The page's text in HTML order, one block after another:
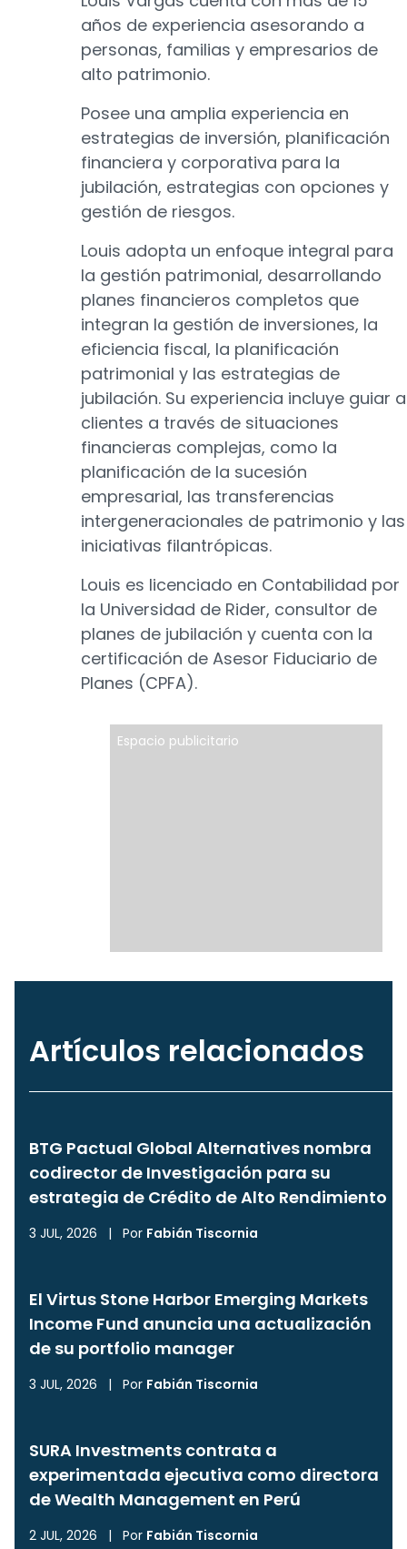
años de experiencia asesorando a
personas, familias y empresarios de
alto patrimonio.
Posee una amplia experiencia en
estrategias de inversión, planificación
financiera y corporativa para la
jubilación, estrategias con opciones y
gestión de riesgos.
Louis adopta un enfoque integral para
la gestión patrimonial, desarrollando
planes financieros completos que
integran la gestión de inversiones, la
eficiencia fiscal, la planificación
patrimonial y las estrategias de
jubilación. Su experiencia incluye guiar a
clientes a través de situaciones
financieras complejas, como la
planificación de la sucesión
empresarial, las transferencias
intergeneracionales de patrimonio y las
iniciativas filantrópicas.
Louis es licenciado en Contabilidad por
la Universidad de Rider, consultor de
planes de jubilación y cuenta con la
certificación de Asesor Fiduciario de
Planes (CPFA).
Espacio publicitario
Artículos relacionados
BTG Pactual Global Alternatives nombra
codirector de Investigación para su
estrategia de Crédito de Alto Rendimiento
3 JUL, 2026 | Por Fabián Tiscornia
El Virtus Stone Harbor Emerging Markets
Income Fund anuncia una actualización
de su portfolio manager
3 JUL, 2026 | Por Fabián Tiscornia
SURA Investments contrata a
experimentada ejecutiva como directora
de Wealth Management en Perú
2 JUL, 2026 | Por Fabián Tiscornia